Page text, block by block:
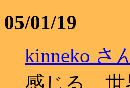
05/01/19
kinneko さ
感じる。